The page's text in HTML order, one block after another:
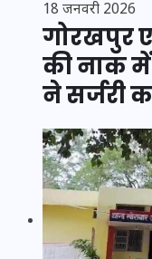
18 जनवरी 2026
गोरखपुर
की नाक में
ने सर्जरी